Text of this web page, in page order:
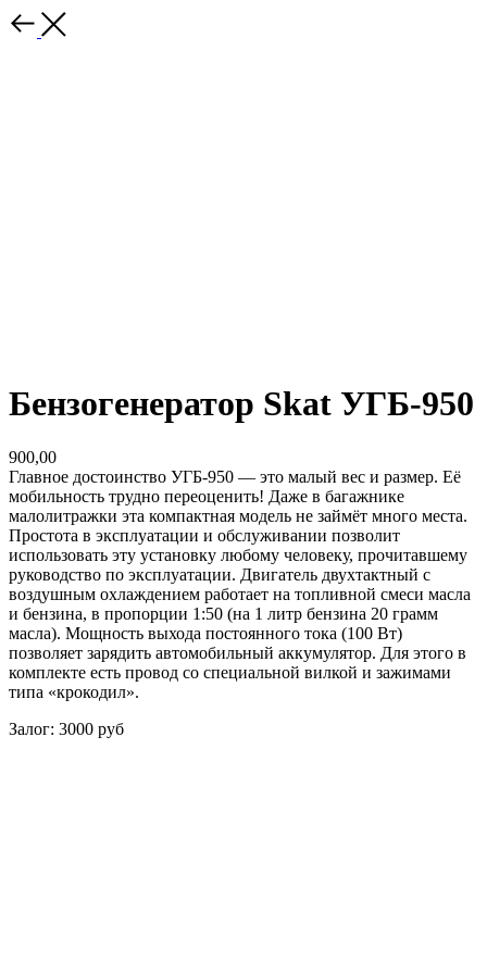
Бензогенератор Skat УГБ-950
900,00
Главное достоинство УГБ-950 — это малый вес и размер. Её
мобильность трудно переоценить! Даже в багажнике
малолитражки эта компактная модель не займёт много места.
Простота в эксплуатации и обслуживании позволит
использовать эту установку любому человеку, прочитавшему
руководство по эксплуатации. Двигатель двухтактный с
воздушным охлаждением работает на топливной смеси масла
и бензина, в пропорции 1:50 (на 1 литр бензина 20 грамм
масла). Мощность выхода постоянного тока (100 Вт)
позволяет зарядить автомобильный аккумулятор. Для этого в
комплекте есть провод со специальной вилкой и зажимами
типа «крокодил».
Залог: 3000 руб